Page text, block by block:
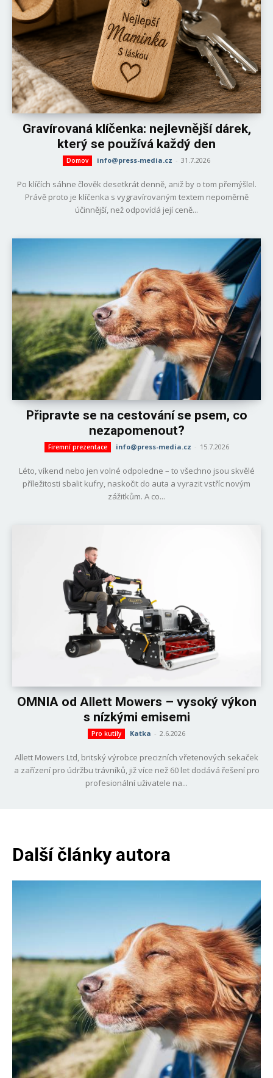
Gravírovaná klíčenka: nejlevnější dárek,
který se používá každý den
Domov info@press-media.cz - 31.7.2026
Po klíčích sáhne člověk desetkrát denně, aniž by o tom přemýšlel.
Právě proto je klíčenka s vygravírovaným textem nepoměrně
účinnější, než odpovídá její ceně...
Připravte se na cestování se psem, co
nezapomenout?
Firemní prezentace info@press-media.cz - 15.7.2026
Léto, víkend nebo jen volné odpoledne – to všechno jsou skvělé
příležitosti sbalit kufry, naskočit do auta a vyrazit vstříc novým
zážitkům. A co...
OMNIA od Allett Mowers – vysoký výkon
s nízkými emisemi
Pro kutily Katka - 2.6.2026
Allett Mowers Ltd, britský výrobce precizních vřetenových sekaček
a zařízení pro údržbu trávníků, již více než 60 let dodává řešení pro
profesionální uživatele na...
Další články autora